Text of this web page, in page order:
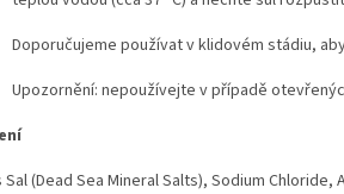
Doporučujeme používat v klidovém stádiu,
Upozornění: nepoužívejte v případě
Sal (Dead Sea Mineral Salts), Sodium